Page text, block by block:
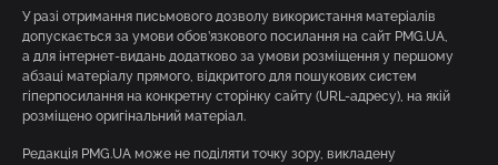
У разі отримання письмового дозволу використання матеріалів
допускається за умови обов’язкового посилання на сайт PMG.UA,
а для інтернет-видань додатково за умови розміщення у першому
абзаці матеріалу прямого, відкритого для пошукових систем
гіперпосилання на конкретну сторінку сайту (URL-адресу), на якій
розміщено оригінальний матеріал.
Редакція PMG.UA може не поділяти точку зору, викладену